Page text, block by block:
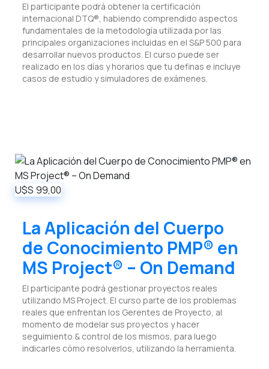
El participante podrá obtener la certificación
internacional DTQ®, habiendo comprendido aspectos
fundamentales de la metodología utilizada por las
principales organizaciones incluidas en el S&P 500 para
desarrollar nuevos productos. El curso puede ser
realizado en los días y horarios que tu definas e incluye
casos de estudio y simuladores de exámenes.
U$S 99,00
La Aplicación del Cuerpo
de Conocimiento PMP® en
MS Project® – On Demand
El participante podrá gestionar proyectos reales
utilizando MS Project. El curso parte de los problemas
reales que enfrentan los Gerentes de Proyecto, al
momento de modelar sus proyectos y hacer
seguimiento & control de los mismos, para luego
indicarles cómo resolverlos, utilizando la herramienta.